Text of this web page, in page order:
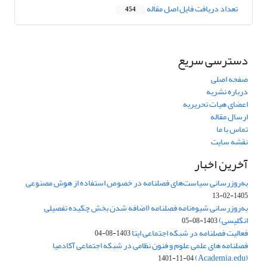
تعداد دریافت فایل اصل مقاله 454
دسترسی سریع
صفحه اصلی
درباره نشریه
اعضای هیات تحریریه
ارسال مقاله
تماس با ما
نقشه سایت
آخرین اخبار
به‌روزرسانی سیاست‌های فصلنامه در خصوص استفاده از هوش مصنوعی
1405-02-13
به‌روزرسانی شیوه‌نامه فصلنامه (اضافه شدن بخش چکیده تفصیلی
انگلیسی)1403-08-05
فعالیت فصلنامه در شبکه اجتماعی ایتا1403-08-04
فصلنامه های علمی علوم و فنون نظامی در شبکه اجتماعی آکادمیا
(Academia.edu)
1401-11-04